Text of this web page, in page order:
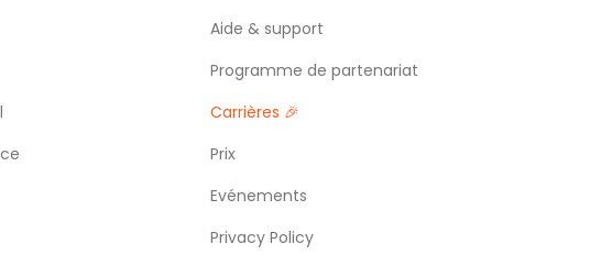
Aide & support
Programme de partenariat
Carrières 🎉
Prix
Evénements
Privacy Policy